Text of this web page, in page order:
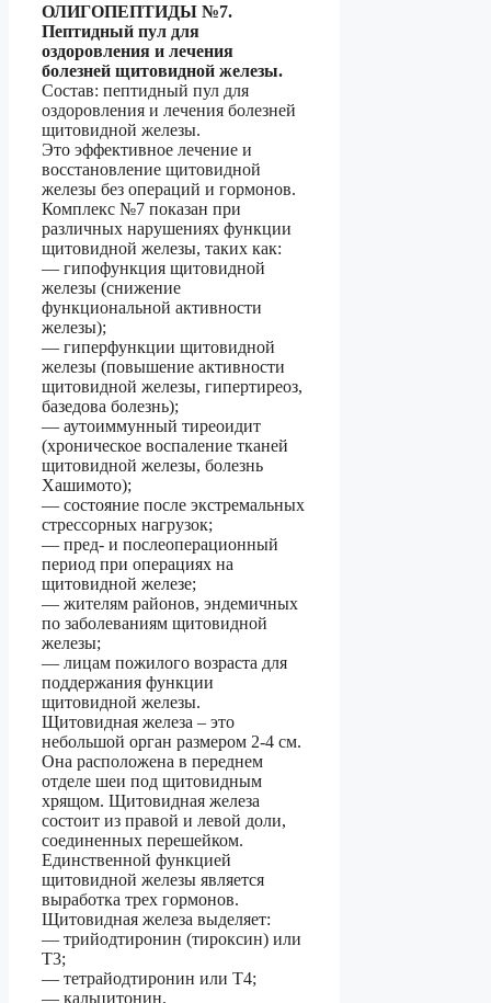
ОЛИГОПЕПТИДЫ №7.
Пептидный пул для
оздоровления и лечения
болезней щитовидной железы.
Состав: пептидный пул для
оздоровления и лечения болезней
щитовидной железы.
Это эффективное лечение и
восстановление щитовидной
железы без операций и гормонов.
Комплекс №7 показан при
различных нарушениях функции
щитовидной железы, таких как:
— гипофункция щитовидной
железы (снижение
функциональной активности
железы);
— гиперфункции щитовидной
железы (повышение активности
щитовидной железы, гипертиреоз,
базедова болезнь);
— аутоиммунный тиреоидит
(хроническое воспаление тканей
щитовидной железы, болезнь
Хашимото);
— состояние после экстремальных
стрессорных нагрузок;
— пред- и послеоперационный
период при операциях на
щитовидной железе;
— жителям районов, эндемичных
по заболеваниям щитовидной
железы;
— лицам пожилого возраста для
поддержания функции
щитовидной железы.
Щитовидная железа – это
небольшой орган размером 2-4 см.
Она расположена в переднем
отделе шеи под щитовидным
хрящом. Щитовидная железа
состоит из правой и левой доли,
соединенных перешейком.
Единственной функцией
щитовидной железы является
выработка трех гормонов.
Щитовидная железа выделяет:
— трийодтиронин (тироксин) или
Т3;
— тетрайодтиронин или Т4;
— кальцитонин.